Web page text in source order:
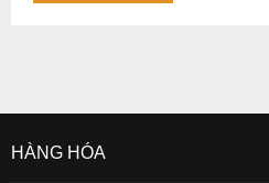
HÀNG HÓA